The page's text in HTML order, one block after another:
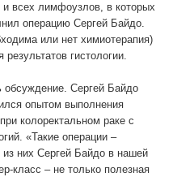
всех лимфоузлов, в которых
операцию Сергей Байдо.
или нет химиотерапия)
гистологии.
обсуждение. Сергей Байдо
опытом выполнения
колоректальном раке с
«Такие операции –
них Сергей Байдо в нашей
класс – не только полезная